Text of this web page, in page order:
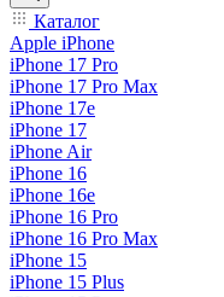
Каталог
Apple iPhone
iPhone 17 Pro
iPhone 17 Pro Max
iPhone 17e
iPhone 17
iPhone Air
iPhone 16
iPhone 16e
iPhone 16 Pro
iPhone 16 Pro Max
iPhone 15
iPhone 15 Plus